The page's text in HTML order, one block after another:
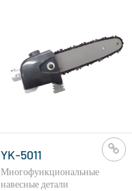
YK-5011
Многофункциональные
навесные детали